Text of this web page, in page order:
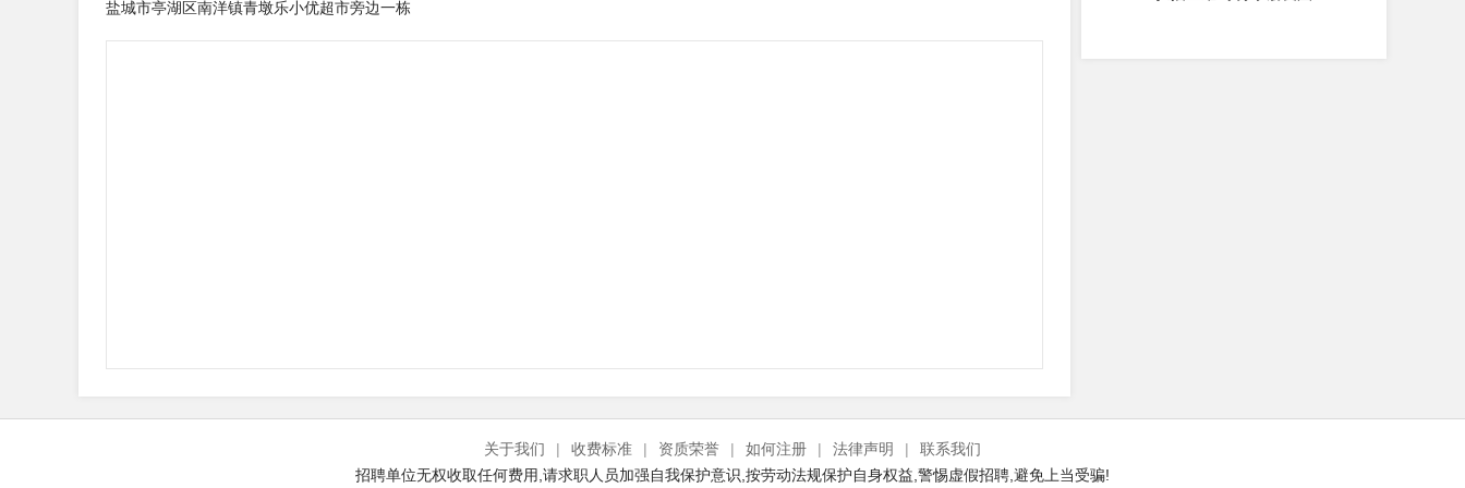
盐城市亭湖区南洋镇青墩乐小优超市旁边一栋
关于我们 | 收费标准 | 资质荣誉 | 如何注册 | 法律声明 |
联系我们
招聘单位无权收取任何费用,请求职人员加强自我保护意识,按劳动法规保护自身权益,警惕虚假招聘,避免上当受骗!